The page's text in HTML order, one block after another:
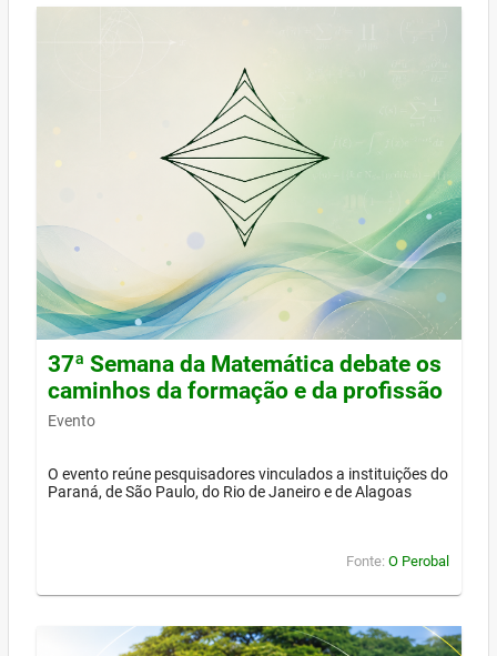
37ª Semana da Matemática debate os
caminhos da formação e da profissão
Evento
O evento reúne pesquisadores vinculados a instituições do
Paraná, de São Paulo, do Rio de Janeiro e de Alagoas
Fonte: O Perobal